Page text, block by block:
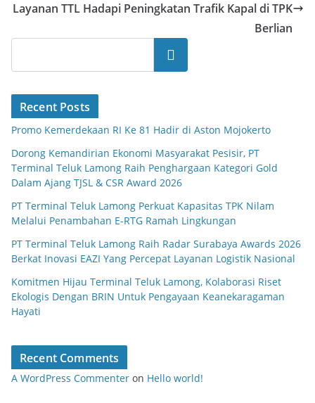
Layanan TTL Hadapi Peningkatan Trafik Kapal di TPK
Berlian
Search
Recent Posts
Promo Kemerdekaan RI Ke 81 Hadir di Aston Mojokerto
Dorong Kemandirian Ekonomi Masyarakat Pesisir, PT
Terminal Teluk Lamong Raih Penghargaan Kategori Gold
Dalam Ajang TJSL & CSR Award 2026
PT Terminal Teluk Lamong Perkuat Kapasitas TPK Nilam
Melalui Penambahan E-RTG Ramah Lingkungan
PT Terminal Teluk Lamong Raih Radar Surabaya Awards 2026
Berkat Inovasi EAZI Yang Percepat Layanan Logistik Nasional
Komitmen Hijau Terminal Teluk Lamong, Kolaborasi Riset
Ekologis Dengan BRIN Untuk Pengayaan Keanekaragaman
Hayati
Recent Comments
A WordPress Commenter on Hello world!